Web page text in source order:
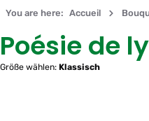
You are here: Accueil
Poésie de
Größe wählen: Klassisch